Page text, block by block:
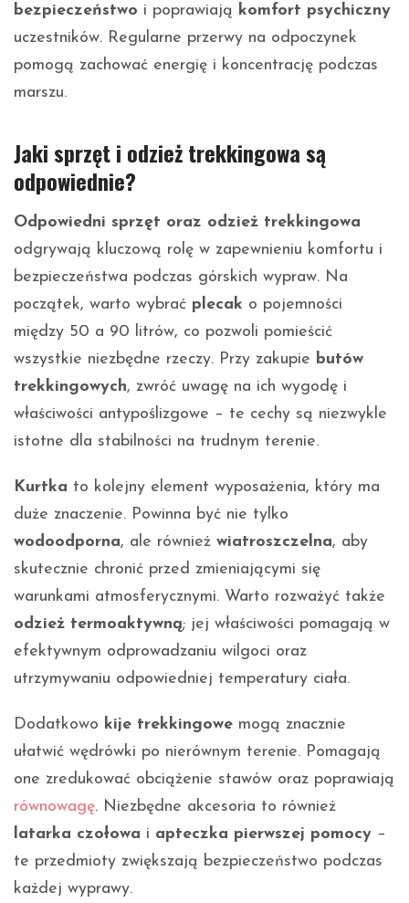
bezpieczeństwo i poprawiają komfort psychiczny
uczestników. Regularne przerwy na odpoczynek
pomogą zachować energię i koncentrację podczas
marszu.
Jaki sprzęt i odzież trekkingowa są
odpowiednie?
Odpowiedni sprzęt oraz odzież trekkingowa
odgrywają kluczową rolę w zapewnieniu komfortu i
bezpieczeństwa podczas górskich wypraw. Na
początek, warto wybrać plecak o pojemności
między 50 a 90 litrów, co pozwoli pomieścić
wszystkie niezbędne rzeczy. Przy zakupie butów
trekkingowych, zwróć uwagę na ich wygodę i
właściwości antypoślizgowe – te cechy są niezwykle
istotne dla stabilności na trudnym terenie.
Kurtka to kolejny element wyposażenia, który ma
duże znaczenie. Powinna być nie tylko
wodoodporna, ale również wiatroszczelna, aby
skutecznie chronić przed zmieniającymi się
warunkami atmosferycznymi. Warto rozważyć także
odzież termoaktywną; jej właściwości pomagają w
efektywnym odprowadzaniu wilgoci oraz
utrzymywaniu odpowiedniej temperatury ciała.
Dodatkowo kije trekkingowe mogą znacznie
ułatwić wędrówki po nierównym terenie. Pomagają
one zredukować obciążenie stawów oraz poprawiają
równowagę. Niezbędne akcesoria to również
latarka czołowa i apteczka pierwszej pomocy –
te przedmioty zwiększają bezpieczeństwo podczas
każdej wyprawy.